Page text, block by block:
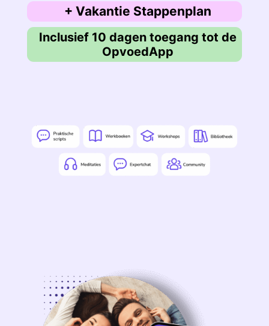
+ Vakantie Stappenplan
Inclusief 10 dagen toegang tot de
OpvoedApp